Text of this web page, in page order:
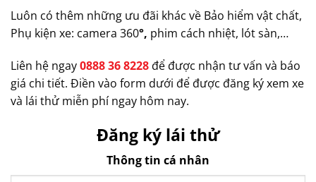
Luôn có thêm những ưu đãi khác về Bảo hiểm vật chất,
Phụ kiện xe: camera 360°, phim cách nhiệt, lót sàn,…
Liên hệ ngay0888 36 8228để được nhận tư vấn và báo
giá chi tiết. Điền vào form dưới để được đăng ký xem xe
và lái thử miễn phí ngay hôm nay.
Đăng ký lái thử
Thông tin cá nhân